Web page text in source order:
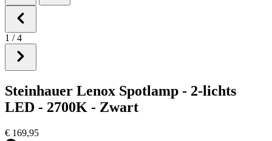
1 / 4
Steinhauer Lenox Spotlamp - 2-lichts
LED - 2700K - Zwart
€ 169,95